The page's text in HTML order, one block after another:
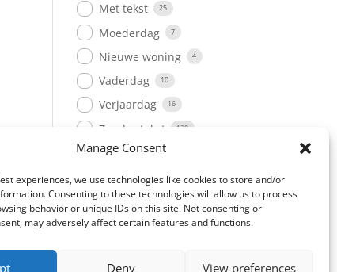
Manage Consent
experiences, we use technologies like cookies to store and/or
Consenting to these technologies will allow us to process
behavior or unique IDs on this site. Not consenting or
may adversely affect certain features and functions.
Deny View preferences
Met tekst 25
Moederdag 7
Nieuwe woning 4
Vaderdag 10
Verjaardag 16
Zonder tekst 120
hosted by: